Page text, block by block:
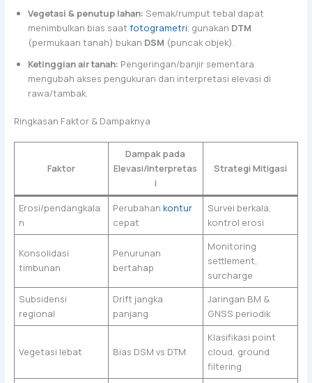
Vegetasi & penutup lahan: Semak/rumput tebal dapat
menimbulkan bias saat fotogrametri; gunakan DTM
(permukaan tanah) bukan DSM (puncak objek).
Ketinggian air tanah: Pengeringan/banjir sementara
mengubah akses pengukuran dan interpretasi elevasi di
rawa/tambak.
Ringkasan Faktor & Dampaknya
Faktor
Dampak pada
Elevasi/Interpretas
i
Strategi Mitigasi
Erosi/pendangkala
n
Perubahan kontur
cepat
Survei berkala,
kontrol erosi
Konsolidasi
timbunan
Penurunan
bertahap
Monitoring
settlement,
surcharge
Subsidensi
regional
Drift jangka
panjang
Jaringan BM &
GNSS periodik
Vegetasi lebat Bias DSM vs DTM
Klasifikasi point
cloud, ground
filtering